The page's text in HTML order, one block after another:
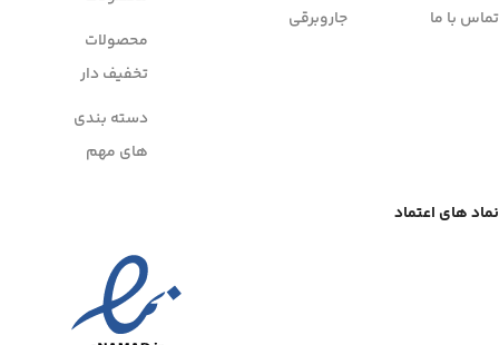
تماس با ما
جاروبرقی
محصولات
تخفیف دار
دسته بندی
های مهم
نماد های اعتماد